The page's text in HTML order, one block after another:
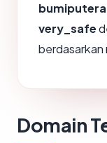
very_safe
Domain